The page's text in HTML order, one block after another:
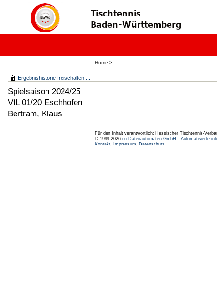
Home >
Ergebnishistorie freischalten ...
Spielsaison 2024/25
VfL 01/20 Eschhofen
Bertram, Klaus
Für den Inhalt verantwortlich: Hessischer Tischtennis-
© 1999-2026 nu Datenautomaten GmbH - Automatisierte
Kontakt, Impressum, Datenschutz